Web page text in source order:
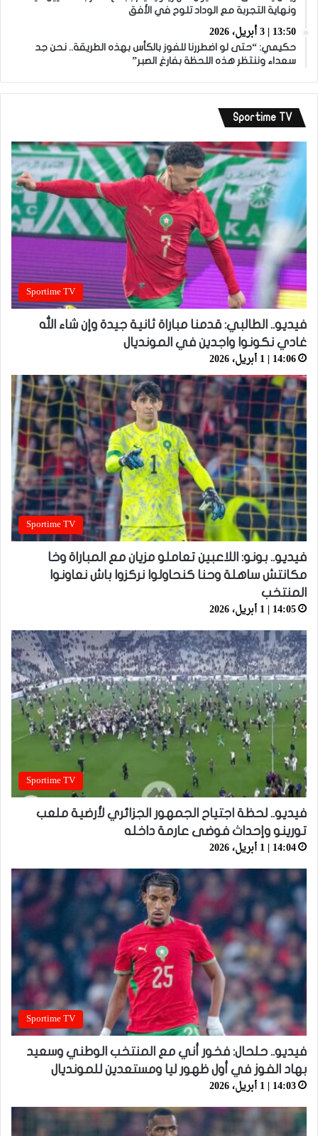
ونهاية التجربة مع الوداد تلوح في الأفق
13:50 | 3 أبريل، 2026
حكيمي: “حتى لو اضطررنا للفوز بالكأس بهذه الطريقة.. نحن جد
سعداء وننتظر هذه اللحظة بفارغ الصبر”
Sportime TV
Sportime TV
فيديو.. الطالبي: قدمنا مباراة ثانية جيدة وإن شاء الله
غادي نكونوا واجدين في المونديال
14:06 | 1 أبريل، 2026
Sportime TV
فيديو.. بونو: اللاعبين تعاملو مزيان مع المباراة وخا
مكانتش ساهلة وحنا كنحاولوا نركزوا باش نعاونوا
المنتخب
14:05 | 1 أبريل، 2026
Sportime TV
فيديو.. لحظة اجتياح الجمهور الجزائري لأرضية ملعب
تورينو وإحداث فوضى عارمة داخله
14:04 | 1 أبريل، 2026
Sportime TV
فيديو.. حلحال: فخور أني مع المنتخب الوطني وسعيد
بهاد الفوز في أول ظهور ليا ومستعدين للمونديال
14:03 | 1 أبريل، 2026